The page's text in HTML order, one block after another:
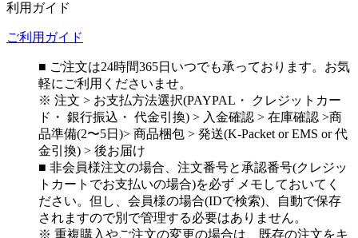
利用ガイド
ご利用ガイド
■ ご注文は24時間365日いつでも承っております。お気
軽にご利用くださいませ。
※ 注文 > お支払方法選択(PAYPAL・ クレジットカー
ド・ 銀行振込・ 代金引換) > 入金確認 > 在庫確認 >商
品準備(2〜5日)> 商品梱包 > 発送(K-Packet or EMS or 代
金引換) > 後お届け
■ 非会員様注文の場合、注文番号と承認番号(クレジッ
トカートでお支払いの場合)を必ず メモしておいてく
ださい。但し、会員様の場合(IDで検索)、自動で保存
されますので別で管理する必要はありません。
※ 重複購入やご注文の変更の場合は、既存の注文をキ